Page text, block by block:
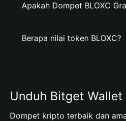
Apakah Dompet BLOXC
Berapa nilai token BLOXC?
Unduh Bitget Wallet
Dompet kripto terbaik dan